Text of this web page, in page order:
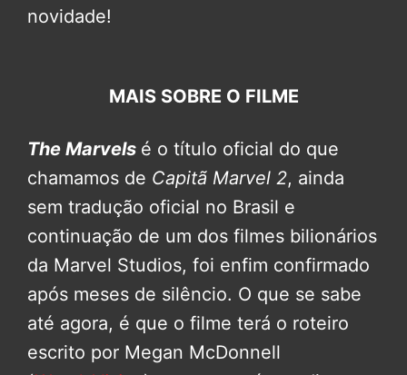
novidade!
MAIS SOBRE O FILME
The Marvels é o título oficial do que
chamamos de Capitã Marvel 2, ainda
sem tradução oficial no Brasil e
continuação de um dos filmes bilionários
da Marvel Studios, foi enfim confirmado
após meses de silêncio. O que se sabe
até agora, é que o filme terá o roteiro
escrito por Megan McDonnell